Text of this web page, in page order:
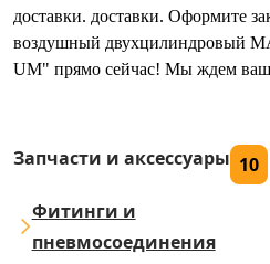
доставки. доставки. Оформите
воздушный двухцилиндровый
UM" прямо сейчас! Мы ждем
Запчасти и аксессуары 10
Фитинги и
пневмосоединения